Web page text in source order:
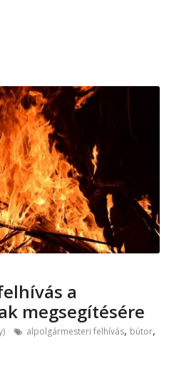
a
megsegítésére
alpolgármesteri felhívás, bútor,